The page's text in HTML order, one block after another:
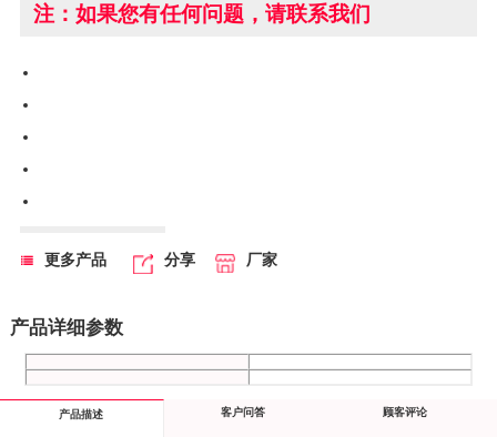
注：如果您有任何问题，请联系我们
更多产品 分享 厂家
产品详细参数
产品描述 客户问答 顾客评论